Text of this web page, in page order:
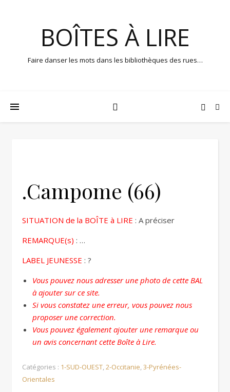
BOÎTES À LIRE
Faire danser les mots dans les bibliothèques des rues…
.Campome (66)
SITUATION de la BOÎTE à LIRE : A préciser
REMARQUE(s) : …
LABEL JEUNESSE : ?
Vous pouvez nous adresser une photo de cette BAL
à ajouter sur ce site.
Si vous constatez une erreur, vous pouvez nous
proposer une correction.
Vous pouvez également ajouter une remarque ou
un avis concernant cette Boîte à Lire.
Catégories : 1-SUD-OUEST,2-Occitanie,3-Pyrénées-
Orientales